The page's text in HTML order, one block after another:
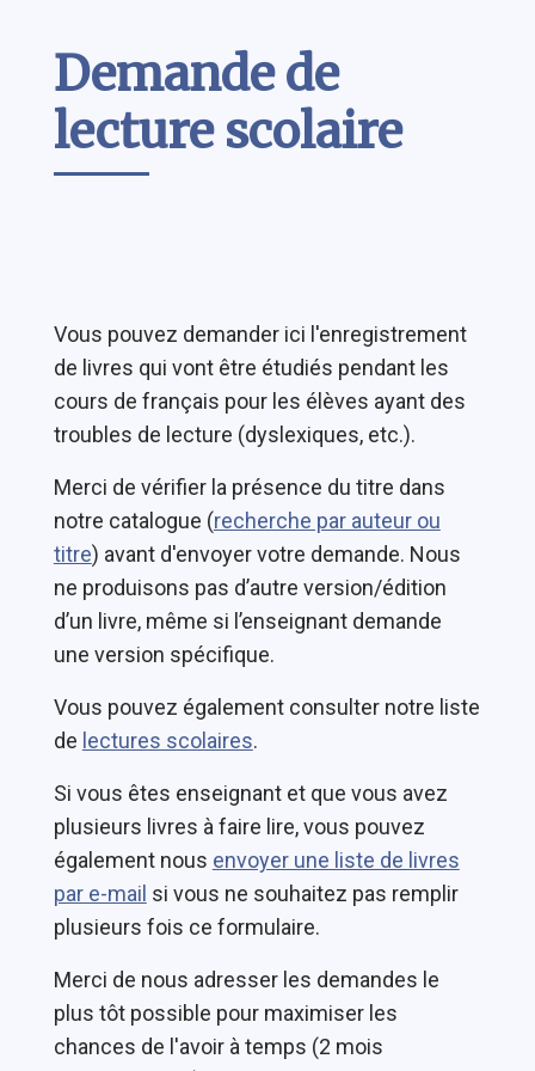
Demande de
lecture scolaire
Vous pouvez demander ici l'enregistrement
de livres qui vont être étudiés pendant les
cours de français pour les élèves ayant des
troubles de lecture (dyslexiques, etc.).
Merci de vérifier la présence du titre dans
notre catalogue (recherche par auteur ou
titre) avant d'envoyer votre demande. Nous
ne produisons pas d’autre version/édition
d’un livre, même si l’enseignant demande
une version spécifique.
Vous pouvez également consulter notre liste
de lectures scolaires.
Si vous êtes enseignant et que vous avez
plusieurs livres à faire lire, vous pouvez
également nous envoyer une liste de livres
par e-mail si vous ne souhaitez pas remplir
plusieurs fois ce formulaire.
Merci de nous adresser les demandes le
plus tôt possible pour maximiser les
chances de l'avoir à temps (2 mois